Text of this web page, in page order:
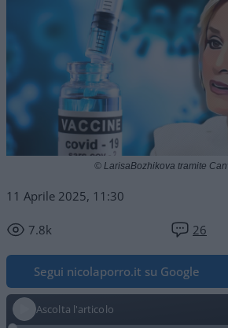
11 Aprile 2025, 11:30
7.8k 26
© LarisaBozhikova tramite
Segui nicolaporro.it su Google
Ascolta l'articolo